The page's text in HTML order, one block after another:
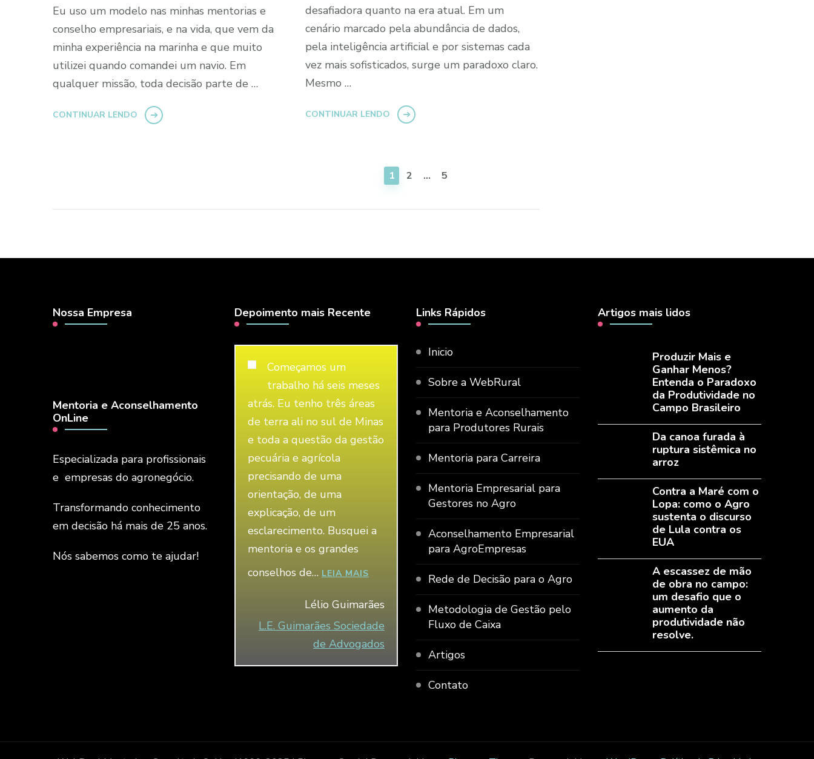
Eu uso um modelo nas minhas mentorias e
conselho empresariais, e na vida, que vem da
minha experiência na marinha e que muito
utilizei quando comandei um navio. Em
qualquer missão, toda decisão parte de …
CONTINUAR LENDO
desafiadora quanto na era atual. Em um
cenário marcado pela abundância de dados,
pela inteligência artificial e por sistemas cada
vez mais sofisticados, surge um paradoxo claro.
Mesmo …
CONTINUAR LENDO
PÁGINA
1 PÁGINA
2 … PÁGINA
5
Nossa Empresa
Mentoria e Aconselhamento
OnLine
Especializada para profissionais
e empresas do agronegócio.
Transformando conhecimento
em decisão há mais de 25 anos.
Nós sabemos como te ajudar!
Depoimento mais Recente
Começamos um
trabalho há seis meses
atrás. Eu tenho três áreas
de terra ali no sul de Minas
e toda a questão da gestão
pecuária e agrícola
precisando de uma
orientação, de uma
explicação, de um
esclarecimento. Busquei a
mentoria e os grandes
conselhos de… LEIA MAIS “LÉLIO GUIMARÃES”
Lélio Guimarães
L.E. Guimarães Sociedade
de Advogados
Links Rápidos
Inicio
Sobre a WebRural
Mentoria e Aconselhamento
para Produtores Rurais
Mentoria para Carreira
Mentoria Empresarial para
Gestores no Agro
Aconselhamento Empresarial
para AgroEmpresas
Rede de Decisão para o Agro
Metodologia de Gestão pelo
Fluxo de Caixa
Artigos
Contato
Artigos mais lidos
Produzir Mais e
Ganhar Menos?
Entenda o Paradoxo
da Produtividade no
Campo Brasileiro
Da canoa furada à
ruptura sistêmica no
arroz
Contra a Maré com o
Lopa: como o Agro
sustenta o discurso
de Lula contra os
EUA
A escassez de mão
de obra no campo:
um desafio que o
aumento da
produtividade não
resolve.